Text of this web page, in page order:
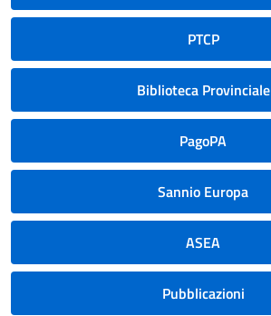
PTCP
Biblioteca Provinciale
PagoPA
Sannio Europa
ASEA
Pubblicazioni